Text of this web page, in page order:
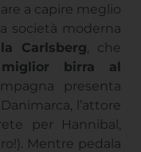
a capire meglio
società moderna
Carlsberg, che
birra al
presenta
l’attore
per Hannibal,
Mentre pedala